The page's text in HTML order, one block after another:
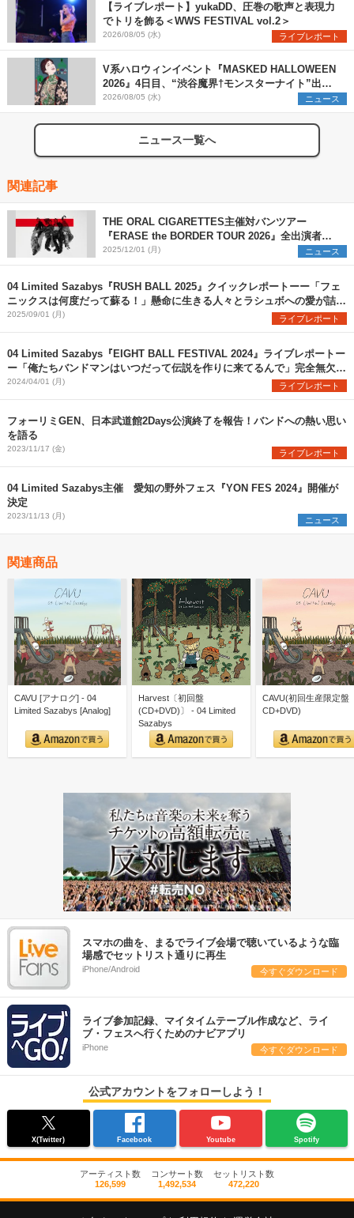
【ライブレポート】yukaDD、圧巻の歌声と表現力
でトリを飾る＜WWS FESTIVAL vol.2＞
2026/08/05 (水) ライブレポート
V系ハロウィンイベント『MASKED HALLOWEEN
2026』4日目、“渋谷魔界†モンスターナイト”出演6
組を発表
2026/08/05 (水) ニュース
ニュース一覧へ
関連記事
THE ORAL CIGARETTES主催対バンツアー
『ERASE the BORDER TOUR 2026』全出演者を
解禁 TK from 凛として時雨ら3組の参加を新たに発
表
2025/12/01 (月) ニュース
04 Limited Sazabys『RUSH BALL 2025』クイックレポートーー「フェ
ニックスは何度だって蘇る！」懸命に生きる人々とラシュボへの愛が詰ま
った珠玉のステージ
2025/09/01 (月) ライブレポート
04 Limited Sazabys『EIGHT BALL FESTIVAL 2024』ライブレポートー
ー「俺たちバンドマンはいつだって伝説を作りに来てるんで」完全無欠の
フォーリミここに在り
2024/04/01 (月) ライブレポート
フォーリミGEN、日本武道館2Days公演終了を報告！バンドへの熱い思い
を語る
2023/11/17 (金) ライブレポート
04 Limited Sazabys主催 愛知の野外フェス『YON FES 2024』開催が
決定
2023/11/13 (月) ニュース
関連商品
CAVU [アナログ] - 04
Limited Sazabys [Analog]
Harvest〔初回盤
(CD+DVD)〕 - 04 Limited
Sazabys
CAVU(初回生産限定盤
CD+DVD)
スマホの曲を、まるでライブ会場で聴いているような臨
場感でセットリスト通りに再生
iPhone/Android 今すぐダウンロード
ライブ参加記録、マイタイムテーブル作成など、ライ
ブ・フェスへ行くためのナビアプリ
iPhone 今すぐダウンロード
公式アカウントをフォローしよう！
X(Twitter) Facebook Youtube Spotify
アーティスト数
126,599
コンサート数
1,492,534
セットリスト数
472,220